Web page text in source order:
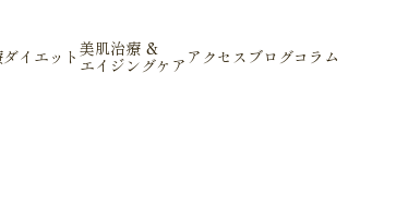
ダイエット 美肌治療 &
エイジングケア アクセス ブログコラム